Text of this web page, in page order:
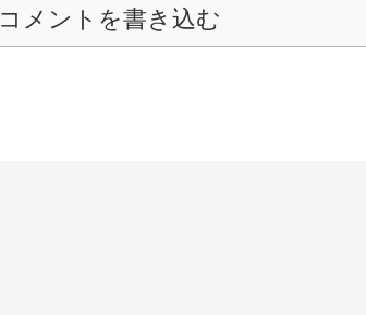
コメントを書き込む